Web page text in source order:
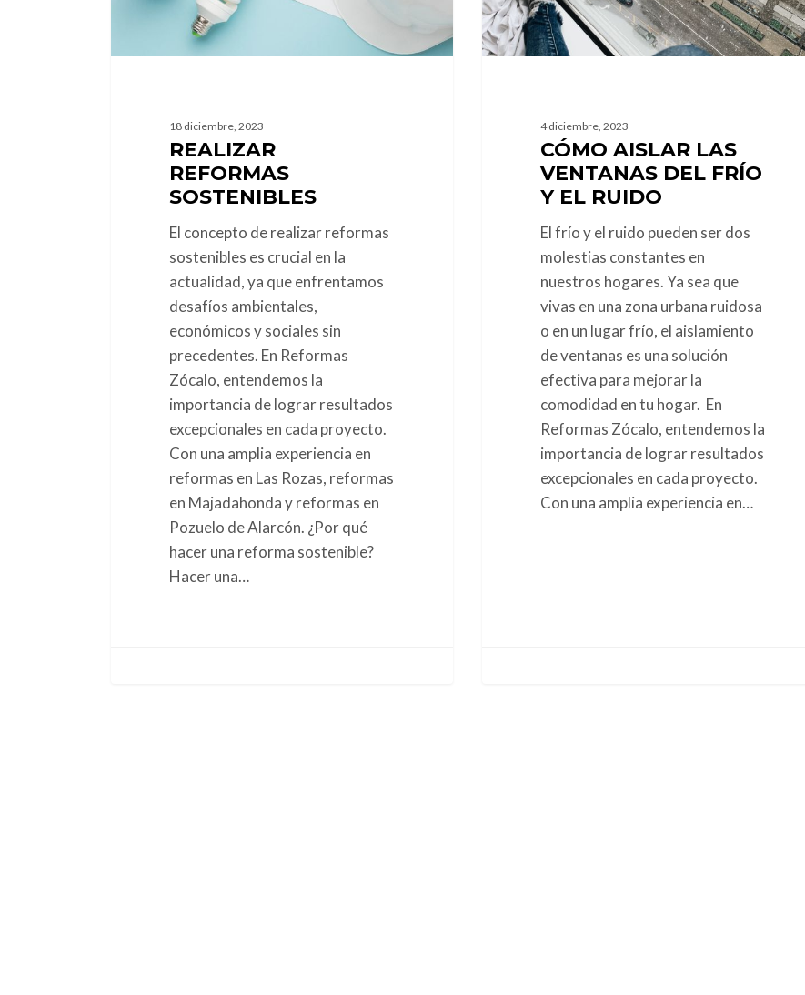
18 diciembre, 2023
REALIZAR
REFORMAS
SOSTENIBLES
El concepto de realizar reformas
sostenibles es crucial en la
actualidad, ya que enfrentamos
desafíos ambientales,
económicos y sociales sin
precedentes. En Reformas
Zócalo, entendemos la
importancia de lograr resultados
excepcionales en cada proyecto.
Con una amplia experiencia en
reformas en Las Rozas, reformas
en Majadahonda y reformas en
Pozuelo de Alarcón. ¿Por qué
hacer una reforma sostenible?
Hacer una…
frío
y
el
4 diciembre, 2023
CÓMO AISLAR LAS
VENTANAS DEL FRÍO
Y EL RUIDO
El frío y el ruido pueden ser dos
molestias constantes en
nuestros hogares. Ya sea que
vivas en una zona urbana ruidosa
o en un lugar frío, el aislamiento
de ventanas es una solución
efectiva para mejorar la
comodidad en tu hogar. En
Reformas Zócalo, entendemos la
importancia de lograr resultados
excepcionales en cada proyecto.
Con una amplia experiencia en…